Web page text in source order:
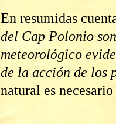
En resumidas
del Cap Polonio
meteorológico
de la acción de los
natural es